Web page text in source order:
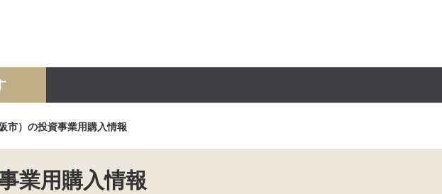
事業投資用
市）の投資事業用購入情報
業用購入情報